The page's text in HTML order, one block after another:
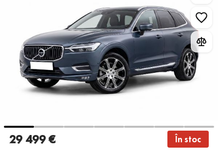
29 499 € În stoc